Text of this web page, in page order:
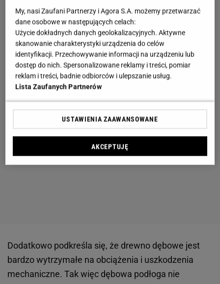
Dodatkowo podkreśla się, że drewno dębowe jest
bardzo wytrzymałe na obciążenia i uszkodzenia
mechaniczne. Tak więc dębowa podłoga nie
My, nasi Zaufani Partnerzy i Agora S.A. możemy przetwarzać
dane osobowe w następujących celach:
Użycie dokładnych danych geolokalizacyjnych. Aktywne
skanowanie charakterystyki urządzenia do celów
identyfikacji. Przechowywanie informacji na urządzeniu lub
dostęp do nich. Spersonalizowane reklamy i treści, pomiar
reklam i treści, badnie odbiorców i ulepszanie usług.
Lista Zaufanych Partnerów
USTAWIENIA ZAAWANSOWANE
AKCEPTUJĘ